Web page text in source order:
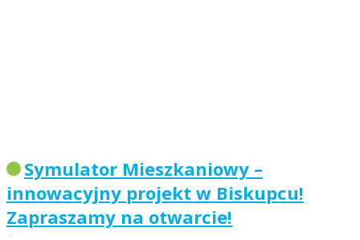
Symulator Mieszkaniowy –
innowacyjny projekt w Biskupcu!
Zapraszamy na otwarcie!